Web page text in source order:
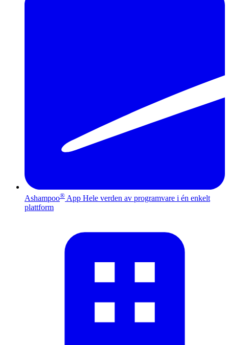
Ashampoo® App Hele verden av programvare i én enkelt
plattform